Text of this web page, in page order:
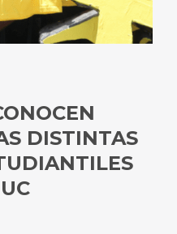
DISTINTAS